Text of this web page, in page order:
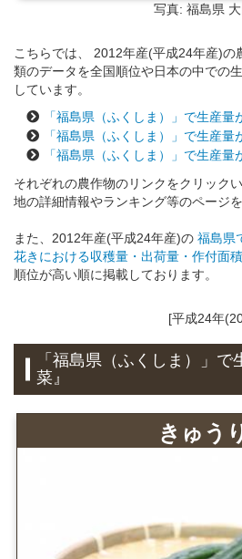
写真: 福島県
こちらでは、 2012年産(平成24年産)の
類のデータを全国順位や日本の中での
しています。
「福島県（ふくしま）」で生産量
「福島県（ふくしま）」で生産量
「福島県（ふくしま）」で生産量
それぞれの農作物のリンクをクリック
地の詳細情報やランキング等のページ
また、2012年産(平成24年産)の 福島県
花きにおける収穫量・出荷量・作付面積
順位が高い順に掲載しております。
[平成24年
「福島県（ふくしま）」
菜』
きゅう